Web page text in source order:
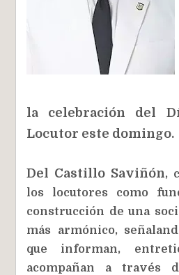
la celebración del
Locutor este domingo.
Del Castillo Saviñón,
los locutores como
construcción de una
más armónico,
que informan,
acompañan a